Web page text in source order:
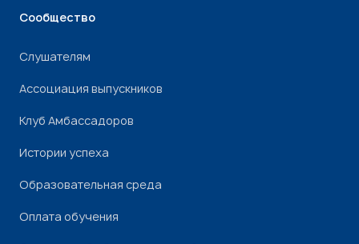
Сообщество
Слушателям
Ассоциация выпускников
Клуб Амбассадоров
Истории успеха
Образовательная среда
Оплата обучения